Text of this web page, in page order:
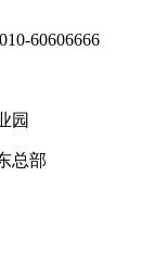
60606666
园
总部